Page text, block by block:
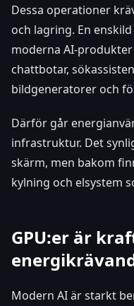
Dessa operationer
och lagring. En
moderna AI-
chattbotar,
bildgeneratorer och
Därför går
infrastruktur. Det
skärm, men bakom
kylning och elsystem
GPU:er är
Modern AI är starkt